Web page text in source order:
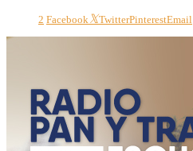
2 Facebook TwitterPinterestEmail